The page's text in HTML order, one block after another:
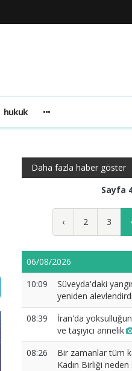
hukuk
Daha fazla haber göster
Sayfa
‹ 2 3
06/08/2026
10:09
Süveyda'daki
yeniden alevlendirdi
08:39
İran'da
ve taşıyıcı annelik
08:26
Bir zamanlar tüm
Kadın Birliği